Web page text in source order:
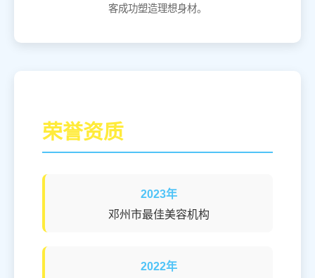
客成功塑造理想身材。
荣誉资质
2023年
邓州市最佳美容机构
2022年